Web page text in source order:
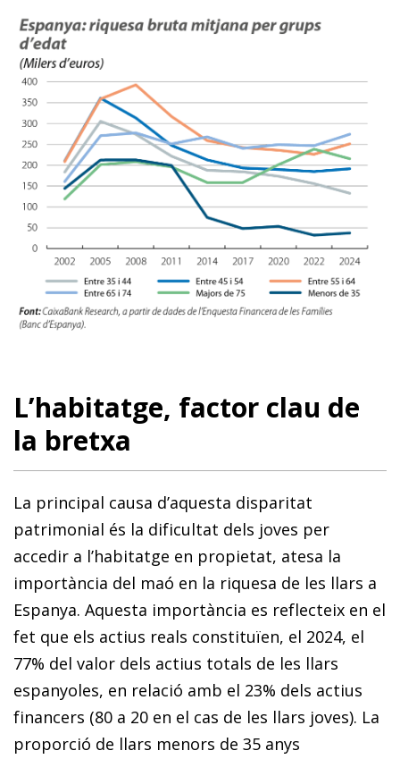
L’habitatge, factor clau de
la bretxa
La principal causa d’aquesta disparitat
patrimonial és la dificultat dels joves per
accedir a l’habitatge en propietat, atesa la
importància del maó en la riquesa de les llars a
Espanya. Aquesta importància es reflecteix en el
fet que els actius reals constituïen, el 2024, el
77% del valor dels actius totals de les llars
espanyoles, en relació amb el 23% dels actius
financers (80 a 20 en el cas de les llars joves). La
proporció de llars menors de 35 anys